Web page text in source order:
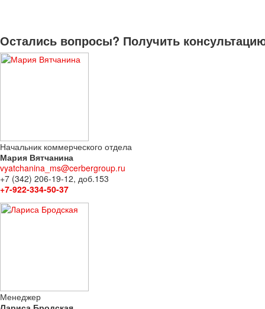
Остались вопросы? Получить
Начальник коммерческого отдела
Мария Вятчанина
vyatchanina_ms@cerbergroup.ru
+7 (342) 206-19-12, доб.153
+7-922-334-50-37
Менеджер